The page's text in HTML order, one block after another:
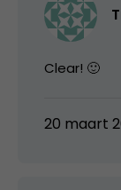
Clear! 🙂
20 maart